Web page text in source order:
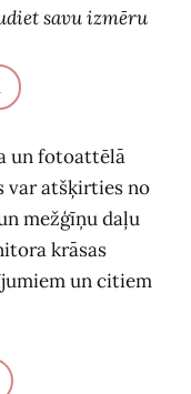
savu izmēru
un fotoattēlā
var atšķirties no
mežģīņu daļu
krāsas
un citiem